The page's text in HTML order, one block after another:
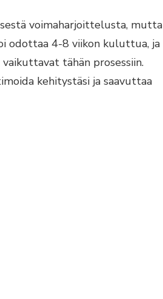
voimaharjoittelusta, mutta
odottaa 4-8 viikon kuluttua, ja
tähän prosessiin.
kehitystäsi ja saavuttaa